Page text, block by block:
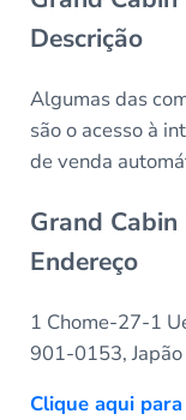
Descrição
Algumas das
são o acesso à
de venda
Grand
Endereço
1 Chome-27-1
901-0153, Japão
Clique aqui